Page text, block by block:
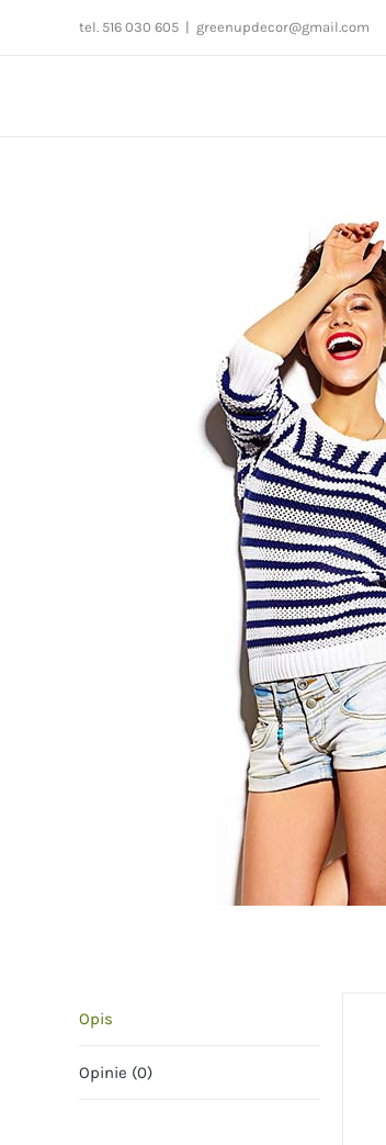
tel. 516 030 605 greenupdecor@gmail.com
Opis
Opinie (0)